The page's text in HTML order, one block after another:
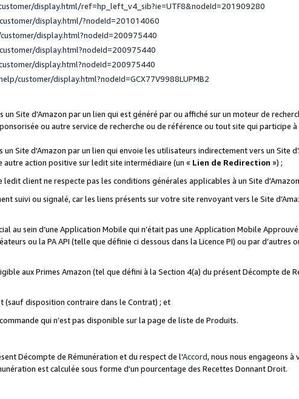
display.html/ref=hp_left_v4_sib?ie=UTF8&nodeId=201909280
display.html/?nodeId=201014060
display.html?nodeId=200975440
display.html?nodeId=200975440
display.html?nodeId=200975440
customer/display.html?nodeId=GCX77V9988LUPMB2
Site d'Amazon par un lien qui est généré par ou affiché sur un moteur de
ou autre service de recherche ou de référence ou tout site qui participe
Site d'Amazon par un lien qui envoie les utilisateurs indirectement vers un Site
action positive sur ledit site intermédiaire (un « Lien de Redirection ») ;
client ne respecte pas les conditions générales applicables à un Site
suivi ou signalé, car les liens présents sur votre site renvoyant vers le Site
au sein d’une Application Mobile qui n’était pas une Application Mobile
ou la PA API (telle que définie ci dessous dans la Licence PI) ou par
aux Primes Amazon (tel que défini à la Section 4(a) du présent Décompte de
disposition contraire dans le Contrat) ; et
qui n’est pas disponible sur la page de liste de Produits.
Décompte de Rémunération et du respect de l'Accord, nous nous engageons
est calculée sous forme d'un pourcentage des Recettes Donnant Droit.